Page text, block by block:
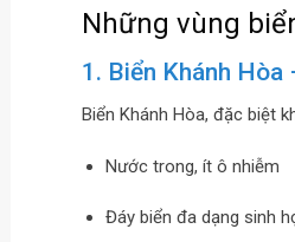
Những vùng
1. Biển Khánh
Biển Khánh Hòa, đặc biệt
Nước trong, ít ô nhiễm
Đáy biển đa dạng sinh